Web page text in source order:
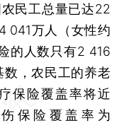
民工总量已达22
041万人（女性约
的人数只有2 416
，农民工的养老
保险覆盖率将近
保险覆盖率为